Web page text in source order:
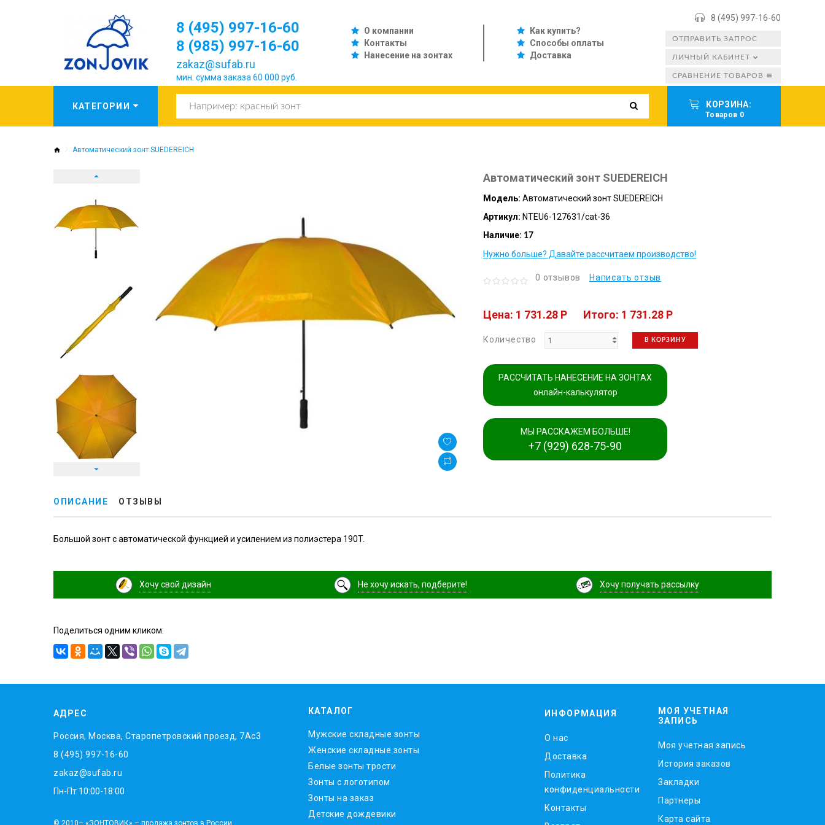
О компании
Контакты
Нанесение на зонтах
Как купить?
Способы оплаты
Доставка
8 (495) 997-16-60
8 (495) 997-16-60
8 (985) 997-16-60
zakaz@sufab.ru
мин. сумма заказа 60 000 руб.
ОТПРАВИТЬ ЗАПРОС
СРАВНЕНИЕ ТОВАРОВ
ЛИЧНЫЙ КАБИНЕТ
КОРЗИНА:
Товаров 0
Автоматический зонт SUEDEREICH
Автоматический зонт SUEDEREICH
Модель: Автоматический зонт SUEDEREICH
Артикул: NTEU6-127631/cat-36
Наличие: 17
Нужно больше? Давайте рассчитаем производство!
0 отзывов Написать отзыв
Цена: 1 731.28 P Итого: 1 731.28 P
Количество В КОРЗИНУ
РАССЧИТАТЬ НАНЕСЕНИЕ НА ЗОНТАХ
онлайн-калькулятор
МЫ РАССКАЖЕМ БОЛЬШЕ!
+7 (929) 628-75-90
ОПИСАНИЕ ОТЗЫВЫ
Большой зонт с автоматической функцией и усилением из полиэстера 190T.
Хочу свой дизайн Не хочу искать, подберите! Хочу получать рассылку
Поделиться одним кликом:
АДРЕС
Россия, Москва, Старопетровский проезд, 7Ас3
8 (495) 997-16-60
zakaz@sufab.ru
Пн-Пт 10:00-18:00
© 2010– «ЗОНТОВИК» – продажа зонтов в России
КАТАЛОГ
Мужские складные зонты
Женские складные зонты
Белые зонты трости
Зонты с логотипом
Зонты на заказ
Детские дождевики
ИНФОРМАЦИЯ
O нас
Доставка
Политика
конфиденциальности
Контакты
МОЯ УЧЕТНАЯ
ЗАПИСЬ
Моя учетная запись
История заказов
Закладки
Партнеры
Карта сайта